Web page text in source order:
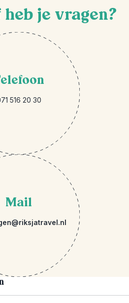
je vragen?
516 20 30
Mail